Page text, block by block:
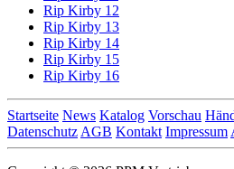
Rip Kirby 12
Rip Kirby 13
Rip Kirby 14
Rip Kirby 15
Rip Kirby 16
Startseite News Katalog Vorschau
Datenschutz AGB Kontakt Impressum